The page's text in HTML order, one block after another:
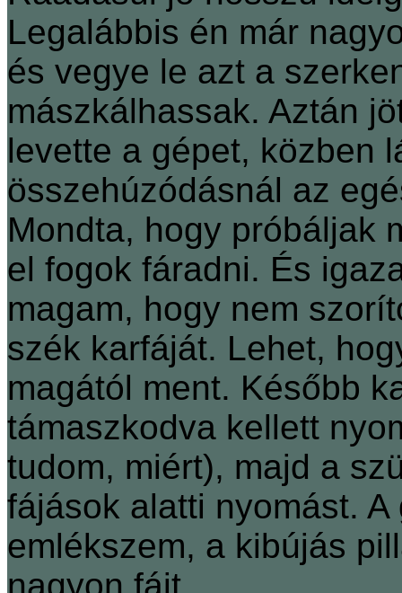
Legalábbis én már
és vegye le azt a
mászkálhassak. Aztán
levette a gépet, közben
összehúzódásnál az
Mondta, hogy próbáljak
el fogok fáradni. És
magam, hogy nem
szék karfáját. Lehet,
magától ment. Később
támaszkodva kellett
tudom, miért), majd a
fájások alatti nyomást.
emlékszem, a kibújás
nagyon fájt.